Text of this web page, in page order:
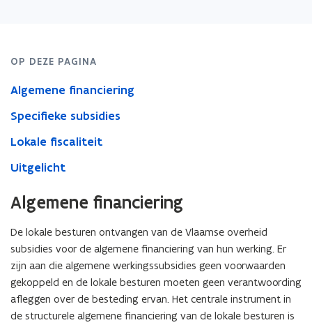
i
e
)
OP DEZE PAGINA
Algemene financiering
Specifieke subsidies
Lokale fiscaliteit
Uitgelicht
Algemene financiering
De lokale besturen ontvangen van de Vlaamse overheid
subsidies voor de algemene financiering van hun werking. Er
zijn aan die algemene werkingssubsidies geen voorwaarden
gekoppeld en de lokale besturen moeten geen verantwoording
afleggen over de besteding ervan. Het centrale instrument in
de structurele algemene financiering van de lokale besturen is